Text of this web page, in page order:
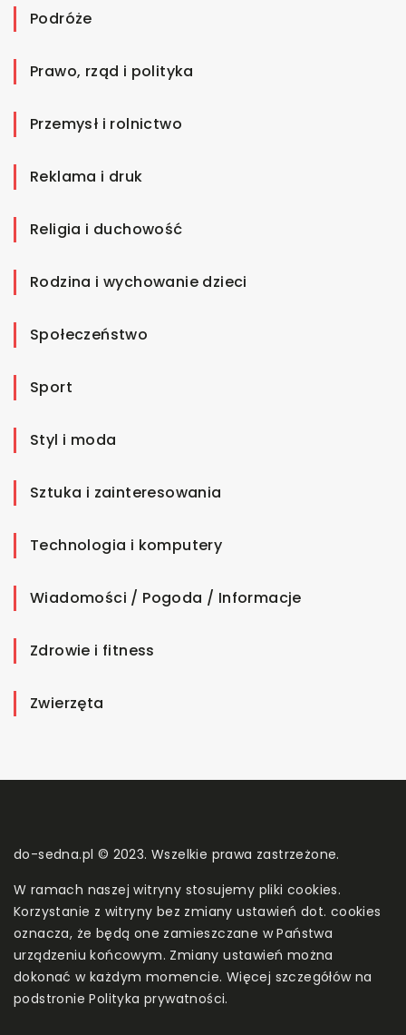
Podróże
Prawo, rząd i polityka
Przemysł i rolnictwo
Reklama i druk
Religia i duchowość
Rodzina i wychowanie dzieci
Społeczeństwo
Sport
Styl i moda
Sztuka i zainteresowania
Technologia i komputery
Wiadomości / Pogoda / Informacje
Zdrowie i fitness
Zwierzęta
do-sedna.pl © 2023. Wszelkie prawa zastrzeżone.
W ramach naszej witryny stosujemy pliki cookies.
Korzystanie z witryny bez zmiany ustawień dot. cookies
oznacza, że będą one zamieszczane w Państwa
urządzeniu końcowym. Zmiany ustawień można
dokonać w każdym momencie. Więcej szczegółów na
podstroniePolityka prywatności.